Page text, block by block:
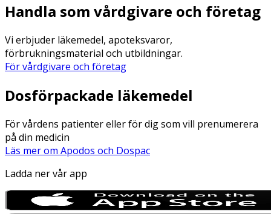
Handla som vårdgivare och företag
Vi erbjuder läkemedel, apoteksvaror,
förbrukningsmaterial och utbildningar.
För vårdgivare och företag
Dosförpackade läkemedel
För vårdens patienter eller för dig som vill prenumerera
på din medicin
Läs mer om Apodos och Dospac
Ladda ner vår app